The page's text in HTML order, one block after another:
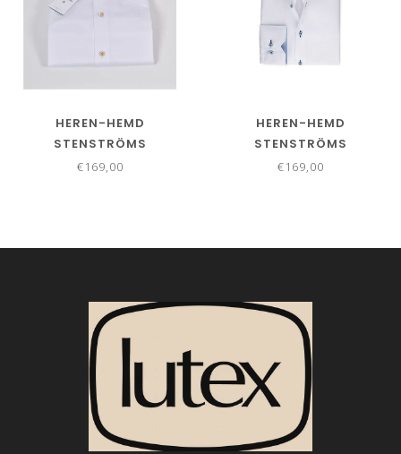
HEREN-HEMD
STENSTRÖMS
€169,00
HEREN-HEMD
STENSTRÖMS
€169,00